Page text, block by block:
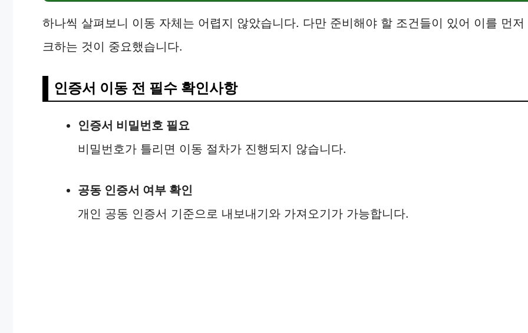
하나씩 살펴보니 이동 자체는 어렵지 않았습니다. 다만 준비해야 할 조건들이 있어 이를 먼저
크하는 것이 중요했습니다.
인증서 이동 전 필수 확인사항
인증서 비밀번호 필요
비밀번호가 틀리면 이동 절차가 진행되지 않습니다.
공동 인증서 여부 확인
개인 공동 인증서 기준으로 내보내기와 가져오기가 가능합니다.